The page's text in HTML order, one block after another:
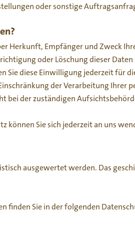
oder sonstige
Herkunft, Empfänger und Zweck
oder Löschung dieser
Sie diese Einwilligung jederzeit für
der Verarbeitung Ihrer
bei der zuständigen
können Sie sich jederzeit an uns
ausgewertet werden. Das
finden Sie in der folgenden